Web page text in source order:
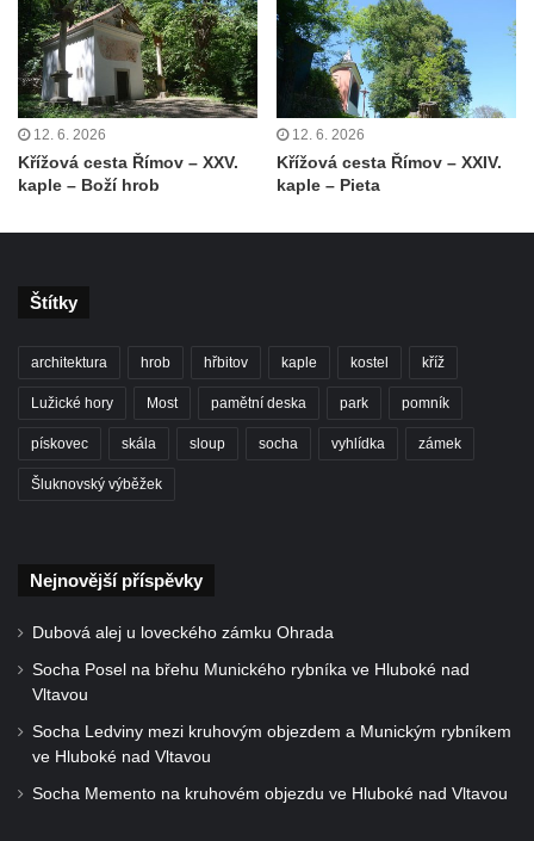
Kaple svatého Josefa u Zákup
Kostel svatých Fabiána a Šebestiána v
Zákupech
Kostel svatého Havla v Kuřívodech
Kaple Krista v žaláři u kostela Nalezení
Kostel Nalezení svatého Kříže ve Frýdlantu
Křížovém vrchu ve Frýdlantu
Poustevna na Křížové cestě na Křížovém
vrchu ve Frýdlantu
Slunečné
Kaple Stětí svatého Jana Křtitele v
Rumburku
Bývalá synagoga v Milevsku
Kostel svaté Kateřiny Alexandrijské v
12. 6. 2026
Křížová cesta Římov – XXV.
kaple – Boží hrob
12. 6. 2026
Křížová cesta Římov – XXIV.
kaple – Pieta
Štítky
architektura hrob hřbitov kaple kostel kříž
Lužické hory Most pamětní deska park pomník
pískovec skála sloup socha vyhlídka zámek
Šluknovský výběžek
Nejnovější příspěvky
Dubová alej u loveckého zámku Ohrada
Socha Posel na břehu Munického rybníka ve Hluboké nad
Vltavou
Socha Ledviny mezi kruhovým objezdem a Munickým rybníkem
ve Hluboké nad Vltavou
Socha Memento na kruhovém objezdu ve Hluboké nad Vltavou